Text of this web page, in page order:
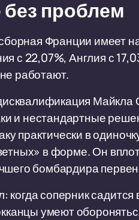
проблем
Франции имеет
с 22,07%, Англия с
работают.
Майкла
и нестандартные
практически в
в форме. Он
бомбардира
соперник садится
умеют